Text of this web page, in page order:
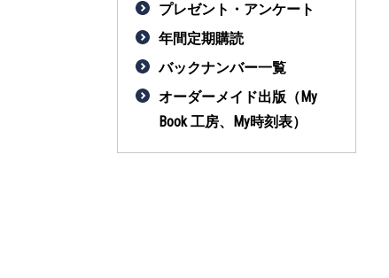
プレゼント・アンケート
年間定期購読
バックナンバー一覧
オーダーメイド出版（My
Book 工房、My時刻表）